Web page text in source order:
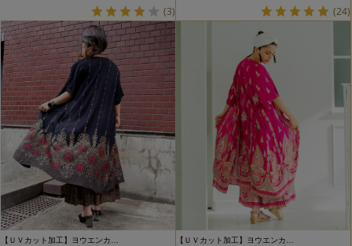
(3) (24)
【ＵＶカット加工】ヨウエンカ… 【ＵＶカット加工】ヨウエンカ…